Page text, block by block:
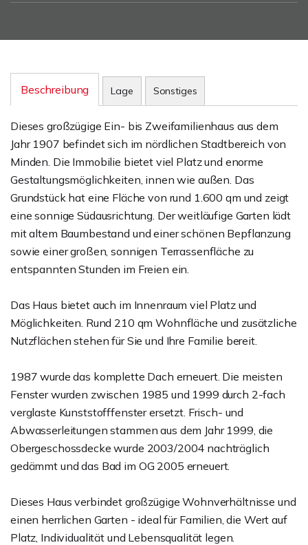
Beschreibung Lage Sonstiges
Dieses großzügige Ein- bis Zweifamilienhaus aus dem
Jahr 1907 befindet sich im nördlichen Stadtbereich von
Minden. Die Immobilie bietet viel Platz und enorme
Gestaltungsmöglichkeiten, innen wie außen. Das
Grundstück hat eine Fläche von rund 1.600 qm und zeigt
eine sonnige Südausrichtung. Der weitläufige Garten lädt
mit altem Baumbestand und einer schönen Bepflanzung
sowie einer großen, sonnigen Terrassenfläche zu
entspannten Stunden im Freien ein.
Das Haus bietet auch im Innenraum viel Platz und
Möglichkeiten. Rund 210 qm Wohnfläche und zusätzliche
Nutzflächen stehen für Sie und Ihre Familie bereit.
1987 wurde das komplette Dach erneuert. Die meisten
Fenster wurden zwischen 1985 und 1999 durch 2-fach
verglaste Kunststofffenster ersetzt. Frisch- und
Abwasserleitungen stammen aus dem Jahr 1999, die
Obergeschossdecke wurde 2003/2004 nachträglich
gedämmt und das Bad im OG 2005 erneuert.
Dieses Haus verbindet großzügige Wohnverhältnisse und
einen herrlichen Garten - ideal für Familien, die Wert auf
Platz, Individualität und Lebensqualität legen.